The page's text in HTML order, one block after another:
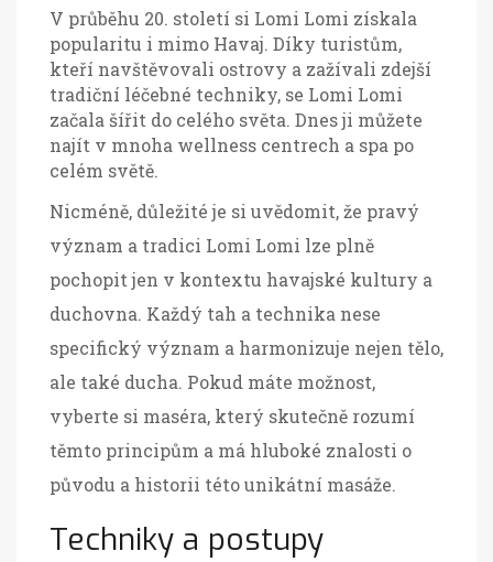
V průběhu 20. století si Lomi Lomi získala
popularitu i mimo Havaj. Díky turistům,
kteří navštěvovali ostrovy a zažívali zdejší
tradiční léčebné techniky, se Lomi Lomi
začala šířit do celého světa. Dnes ji můžete
najít v mnoha wellness centrech a spa po
celém světě.
Nicméně, důležité je si uvědomit, že pravý
význam a tradici Lomi Lomi lze plně
pochopit jen v kontextu havajské kultury a
duchovna. Každý tah a technika nese
specifický význam a harmonizuje nejen tělo,
ale také ducha. Pokud máte možnost,
vyberte si maséra, který skutečně rozumí
těmto principům a má hluboké znalosti o
původu a historii této unikátní masáže.
Techniky a postupy